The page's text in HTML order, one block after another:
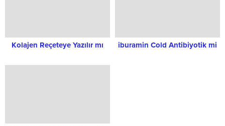
Kolajen Reçeteye Yazılır mı iburamin Cold Antibiyotik mi